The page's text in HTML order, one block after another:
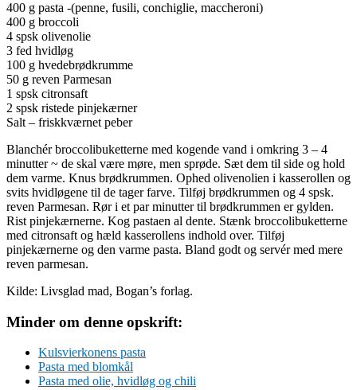
400 g pasta -(penne, fusili, conchiglie, maccheroni)
400 g broccoli
4 spsk olivenolie
3 fed hvidløg
100 g hvedebrødkrumme
50 g reven Parmesan
1 spsk citronsaft
2 spsk ristede pinjekærner
Salt – friskkværnet peber
Blanchér broccolibuketterne med kogende vand i omkring 3 – 4
minutter ~ de skal være møre, men sprøde. Sæt dem til side og hold
dem varme. Knus brødkrummen. Ophed olivenolien i kasserollen og
svits hvidløgene til de tager farve. Tilføj brødkrummen og 4 spsk.
reven Parmesan. Rør i et par minutter til brødkrummen er gylden.
Rist pinjekærnerne. Kog pastaen al dente. Stænk broccolibuketterne
med citronsaft og hæld kasserollens indhold over. Tilføj
pinjekærnerne og den varme pasta. Bland godt og servér med mere
reven parmesan.
Kilde: Livsglad mad, Bogan’s forlag.
Minder om denne opskrift:
Kulsvierkonens pasta
Pasta med blomkål
Pasta med olie, hvidløg og chili